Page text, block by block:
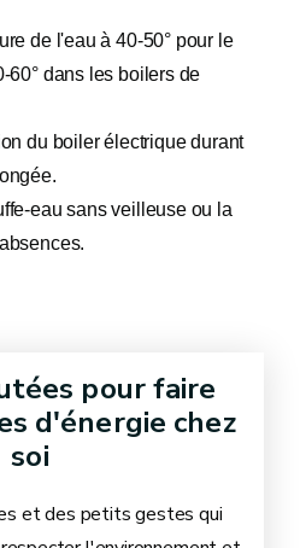
de l'eau à 40-50° pour le
60° dans les boilers de
du boiler électrique durant
eau sans veilleuse ou la
pour faire
d'énergie chez
soi
et des petits gestes qui